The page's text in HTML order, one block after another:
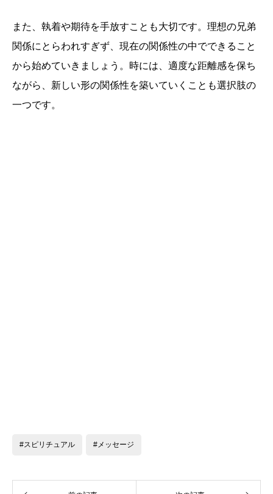
また、執着や期待を手放すことも大切です。理想の兄弟
関係にとらわれすぎず、現在の関係性の中でできること
から始めていきましょう。時には、適度な距離感を保ち
ながら、新しい形の関係性を築いていくことも選択肢の
一つです。
#スピリチュアル #メッセージ